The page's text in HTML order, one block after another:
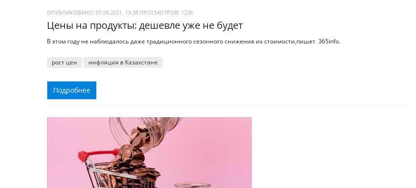
ОПУБЛИКОВАНО: 07.09.2021, 13:38 ПРОСМОТРОВ: 1236
Цены на продукты: дешевле уже не будет
В этом году не наблюдалось даже традиционного сезонного снижения их стоимости,пишет 365info.
рост цен инфляция в Казахстане
Подробнее